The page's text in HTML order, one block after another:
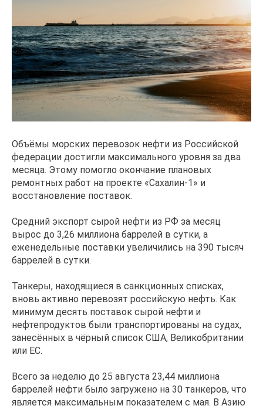
Объёмы морских перевозок нефти из Российской
федерации достигли максимального уровня за два
месяца. Этому помогло окончание плановых
ремонтных работ на проекте «Сахалин-1» и
восстановление поставок.
Средний экспорт сырой нефти из РФ за месяц
вырос до 3,26 миллиона баррелей в сутки, а
еженедельные поставки увеличились на 390 тысяч
баррелей в сутки.
Танкеры, находящиеся в санкционных списках,
вновь активно перевозят российскую нефть. Как
минимум десять поставок сырой нефти и
нефтепродуктов были транспортированы на судах,
занесённых в чёрный список США, Великобритании
или ЕС.
Всего за неделю до 25 августа 23,44 миллиона
баррелей нефти было загружено на 30 танкеров, что
является максимальным показателем с мая. В Азию